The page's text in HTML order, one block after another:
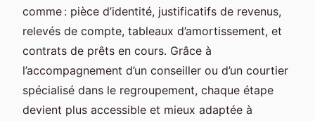
comme : pièce d’identité, justificatifs de revenus,
relevés de compte, tableaux d’amortissement, et
contrats de prêts en cours. Grâce à
l’accompagnement d’un conseiller ou d’un courtier
spécialisé dans le regroupement, chaque étape
devient plus accessible et mieux adaptée à